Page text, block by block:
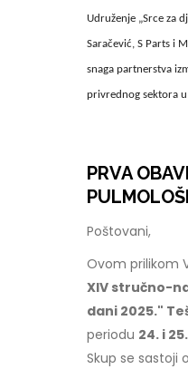
Udruženje „Srce za
Saračević, S Parts i
snaga partnerstva
privrednog sektora
PRVA
Poštovani,
Ovom prilikom
XIV stručno-
dani 2025."
periodu 24. i
Skup se sastoji